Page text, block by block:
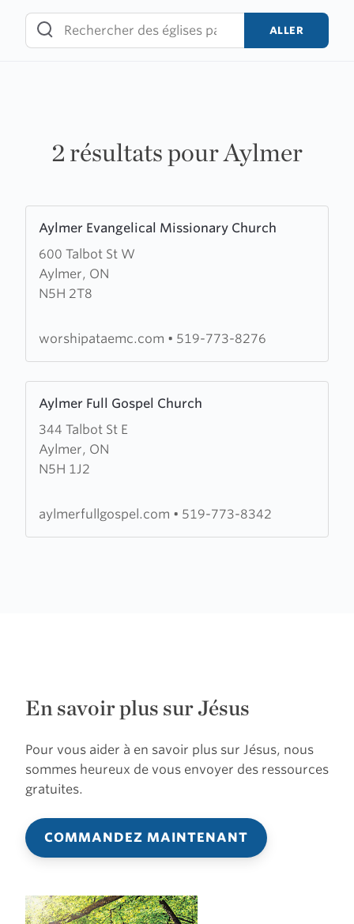
content
ALLER
2 résultats pour Aylmer
Aylmer Evangelical Missionary Church
600 Talbot St W
Aylmer, ON
N5H 2T8
more
about
Aylmer
Evangelical
Church
worshipataemc.com • 519-773-8276
Aylmer Full Gospel Church
344 Talbot St E
Aylmer, ON
N5H 1J2
more
about
Aylmer
Full
Church
aylmerfullgospel.com • 519-773-8342
En savoir plus sur Jésus
Pour vous aider à en savoir plus sur Jésus, nous
sommes heureux de vous envoyer des ressources
gratuites.
COMMANDEZ MAINTENANT